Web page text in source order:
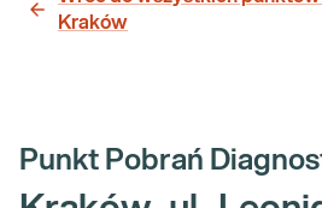
Kraków
Punkt Pobrań